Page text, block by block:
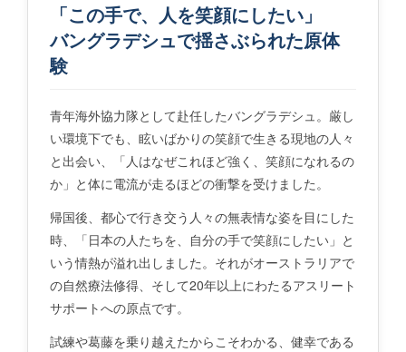
「この手で、人を笑顔にしたい」
バングラデシュで揺さぶられた原体
験
青年海外協力隊として赴任したバングラデシュ。厳し
い環境下でも、眩いばかりの笑顔で生きる現地の人々
と出会い、「人はなぜこれほど強く、笑顔になれるの
か」と体に電流が走るほどの衝撃を受けました。
帰国後、都心で行き交う人々の無表情な姿を目にした
時、「日本の人たちを、自分の手で笑顔にしたい」と
いう情熱が溢れ出しました。それがオーストラリアで
の自然療法修得、そして20年以上にわたるアスリート
サポートへの原点です。
試練や葛藤を乗り越えたからこそわかる、健幸である